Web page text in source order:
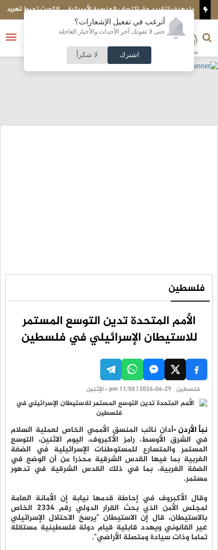
أترغب في تفعيل الإشعارات؟
حتى لا تفوتك آخر الأحداث والأخبار العاجلة
اشترك لا شكراً
الأميركية الكويت تحبط تهريب شحنة ضخمة إلى مصر..ماذا بداخلها؟
فتح
الناشر و رئيس التحرير
النسخة الكاملة
فلسطين
الأمم المتحدة تدين التوسع المستمر
للاستيطان الإسرائيلي في فلسطين
فلسطين pm 11:50 | 2026-06-29 - الإثنين
نبأ الأردن -أدان نائب المنسق الأممي الخاص لعملية السلام
في الشرق الأوسط، رامز الأكبروف، اليوم الاثنين، التوسع
المستمر والمتسارع للمستوطنات الإسرائيلية في الضفة
الغربية بما فيها القدس الشرقية محذرا من أن الوضع في
الضفة الغربية، بما في ذلك القدس الشرقية في تدهور
مستمر.
وقال الأكبروف في إحاطة قدمها نيابة إن الأمانة العامة
لمجلس الأمن الذي بحث القرار الدولي رقم 2334 الخاص
بالاستيطان، قال إن الاستيطان "يرسخ الاحتلال الإسرائيلي
غير القانوني ويهدد قابلية قيام دولة فلسطينية مستقلة
تماما وذات سيادة ومتصلة الأراضي".